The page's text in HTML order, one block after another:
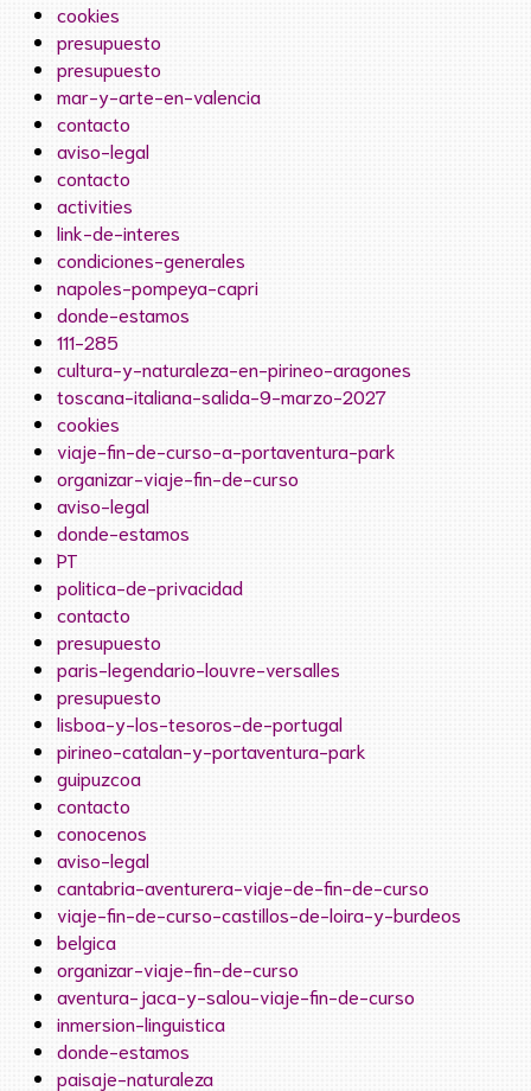
cookies
presupuesto
presupuesto
mar-y-arte-en-valencia
contacto
aviso-legal
contacto
activities
link-de-interes
condiciones-generales
napoles-pompeya-capri
donde-estamos
111-285
cultura-y-naturaleza-en-pirineo-aragones
toscana-italiana-salida-9-marzo-2027
cookies
viaje-fin-de-curso-a-portaventura-park
organizar-viaje-fin-de-curso
aviso-legal
donde-estamos
PT
politica-de-privacidad
contacto
presupuesto
paris-legendario-louvre-versalles
presupuesto
lisboa-y-los-tesoros-de-portugal
pirineo-catalan-y-portaventura-park
guipuzcoa
contacto
conocenos
aviso-legal
cantabria-aventurera-viaje-de-fin-de-curso
viaje-fin-de-curso-castillos-de-loira-y-burdeos
belgica
organizar-viaje-fin-de-curso
aventura-jaca-y-salou-viaje-fin-de-curso
inmersion-linguistica
donde-estamos
paisaje-naturaleza